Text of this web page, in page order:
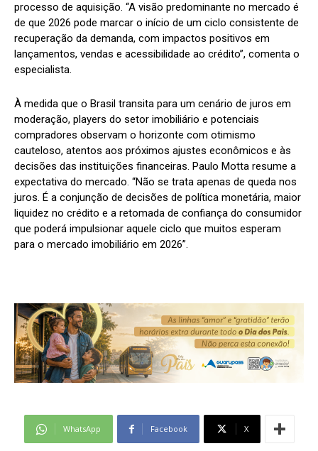
processo de aquisição. “A visão predominante no mercado é
de que 2026 pode marcar o início de um ciclo consistente de
recuperação da demanda, com impactos positivos em
lançamentos, vendas e acessibilidade ao crédito”, comenta o
especialista.
À medida que o Brasil transita para um cenário de juros em
moderação, players do setor imobiliário e potenciais
compradores observam o horizonte com otimismo
cauteloso, atentos aos próximos ajustes econômicos e às
decisões das instituições financeiras. Paulo Motta resume a
expectativa do mercado. “Não se trata apenas de queda nos
juros. É a conjunção de decisões de política monetária, maior
liquidez no crédito e a retomada de confiança do consumidor
que poderá impulsionar aquele ciclo que muitos esperam
para o mercado imobiliário em 2026”.
WhatsApp Facebook X